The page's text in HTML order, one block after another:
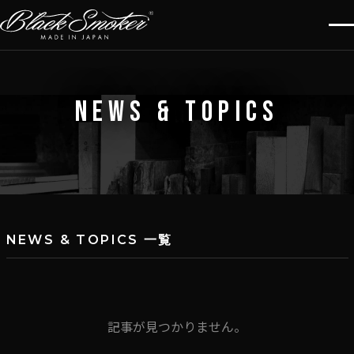
NEWS & TOPICS
NEWS & TOPICS 一覧
記事が見つかりません。